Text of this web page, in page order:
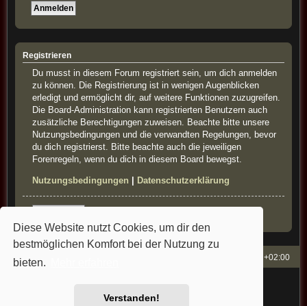
Diese Website nutzt Cookies, um dir den
bestmöglichen Komfort bei der Nutzung zu
bieten.
Verstanden!
Registrieren
Du musst in diesem Forum registriert sein, um dich anmelden
zu können. Die Registrierung ist in wenigen Augenblicken
erledigt und ermöglicht dir, auf weitere Funktionen zuzugreifen.
Die Board-Administration kann registrierten Benutzern auch
zusätzliche Berechtigungen zuweisen. Beachte bitte unsere
Nutzungsbedingungen und die verwandten Regelungen, bevor
du dich registrierst. Bitte beachte auch die jeweiligen
Forenregeln, wenn du dich in diesem Board bewegst.
Nutzungsbedingungen Datenschutzerklärung
French-Classics UTC+02:00
Deutsche Übersetzung durchphpBB.de